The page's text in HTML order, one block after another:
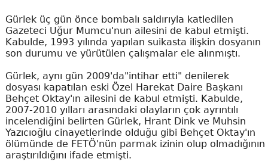
Gürlek üç gün önce bombalı saldırıyla katledilen
Gazeteci Uğur Mumcu'nun ailesini de kabul etmişti.
Kabulde, 1993 yılında yapılan suikasta ilişkin dosyanın
son durumu ve yürütülen çalışmalar ele alınmıştı.
Gürlek, aynı gün 2009'da"intihar etti" denilerek
dosyası kapatılan eski Özel Harekat Daire Başkanı
Behçet Oktay'ın ailesini de kabul etmişti. Kabulde,
2007-2010 yılları arasındaki olayların çok ayrıntılı
incelendiğini belirten Gürlek, Hrant Dink ve Muhsin
Yazıcıoğlu cinayetlerinde olduğu gibi Behçet Oktay'ın
ölümünde de FETÖ'nün parmak izinin olup olmadığının
araştırıldığını ifade etmişti.